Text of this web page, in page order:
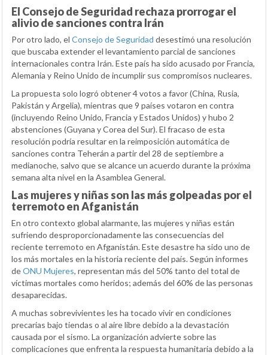
El Consejo de Seguridad rechaza prorrogar el
alivio de sanciones contra Irán
Por otro lado, el Consejo de Seguridad desestimó una resolución
que buscaba extender el levantamiento parcial de sanciones
internacionales contra Irán. Este país ha sido acusado por Francia,
Alemania y Reino Unido de incumplir sus compromisos nucleares.
La propuesta solo logró obtener 4 votos a favor (China, Rusia,
Pakistán y Argelia), mientras que 9 países votaron en contra
(incluyendo Reino Unido, Francia y Estados Unidos) y hubo 2
abstenciones (Guyana y Corea del Sur). El fracaso de esta
resolución podría resultar en la reimposición automática de
sanciones contra Teherán a partir del 28 de septiembre a
medianoche, salvo que se alcance un acuerdo durante la próxima
semana alta nivel en la Asamblea General.
Las mujeres y niñas son las más golpeadas por el
terremoto en Afganistán
En otro contexto global alarmante, las mujeres y niñas están
sufriendo desproporcionadamente las consecuencias del
reciente terremoto en Afganistán. Este desastre ha sido uno de
los más mortales en la historia reciente del país. Según informes
deONU Mujeres, representan más del 50% tanto del total de
víctimas mortales como heridos; además del 60% de las personas
desaparecidas.
A muchas sobrevivientes les ha tocado vivir en condiciones
precarias bajo tiendas o al aire libre debido a la devastación
causada por el sismo. La organización advierte sobre las
complicaciones que enfrenta la respuesta humanitaria debido a la